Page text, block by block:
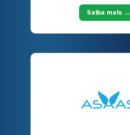
Saiba mais →